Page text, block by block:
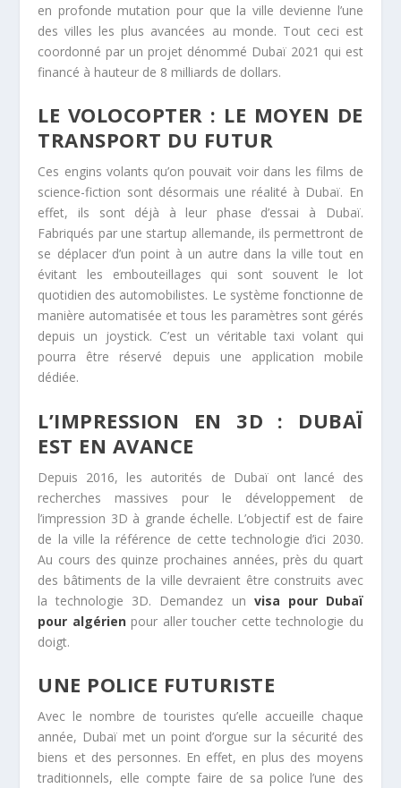
en profonde mutation pour que la ville devienne l’une
des villes les plus avancées au monde. Tout ceci est
coordonné par un projet dénommé Dubaï 2021 qui est
financé à hauteur de 8 milliards de dollars.
LE VOLOCOPTER : LE MOYEN DE
TRANSPORT DU FUTUR
Ces engins volants qu’on pouvait voir dans les films de
science-fiction sont désormais une réalité à Dubaï. En
effet, ils sont déjà à leur phase d’essai à Dubaï.
Fabriqués par une startup allemande, ils permettront de
se déplacer d’un point à un autre dans la ville tout en
évitant les embouteillages qui sont souvent le lot
quotidien des automobilistes. Le système fonctionne de
manière automatisée et tous les paramètres sont gérés
depuis un joystick. C’est un véritable taxi volant qui
pourra être réservé depuis une application mobile
dédiée.
L’IMPRESSION EN 3D : DUBAÏ
EST EN AVANCE
Depuis 2016, les autorités de Dubaï ont lancé des
recherches massives pour le développement de
l’impression 3D à grande échelle. L’objectif est de faire
de la ville la référence de cette technologie d’ici 2030.
Au cours des quinze prochaines années, près du quart
des bâtiments de la ville devraient être construits avec
la technologie 3D. Demandez un visa pour Dubaï
pour algérienpour aller toucher cette technologie du
doigt.
UNE POLICE FUTURISTE
Avec le nombre de touristes qu’elle accueille chaque
année, Dubaï met un point d’orgue sur la sécurité des
biens et des personnes. En effet, en plus des moyens
traditionnels, elle compte faire de sa police l’une des